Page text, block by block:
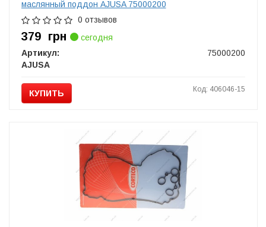
маслянный поддон AJUSA 75000200
0 отзывов
379 грн
сегодня
Артикул:
75000200
AJUSA
КУПИТЬ Код: 406046-15